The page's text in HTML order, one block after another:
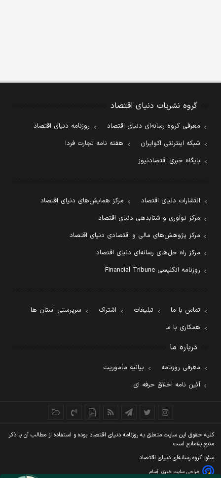
گروه نشریات دنیای اقتصاد
معرفی گروه رسانه‌ای دنیای اقتصاد
روزنامه دنیای اقتصاد
شبکه اینترنتی اکوایران
هفته نامه تجارت فردا
پایگاه خبری اقتصادنیوز
انتشارات دنیای اقتصاد
مرکز همایش‌های دنیای اقتصاد
مرکز نوآوری و شتابدهی دنیای اقتصاد
مرکز پژوهش‌های مالی و اقتصادی دنیای اقتصاد
مرکز راه حل‌های رسانه‌ای دنیای اقتصاد
روزنامه انگلیسی Financial Tribune
تماس با ما تبلیغات اشتراک
سرپرستی استان ها
همکاری با ما
درباره ما
معرفی روزنامه
بیانیه مأموریت
آئین نامه اخلاق حرفه ای
کليه حقوق اين سايت متعلق به روزنامه دنيای اقتصاد بوده و استفاده از مطالب آن با ذکر
منبع بلامانع است
سئو: گروه رسانه‌ای دنیای اقتصاد
طراحی سایت خبری آسام